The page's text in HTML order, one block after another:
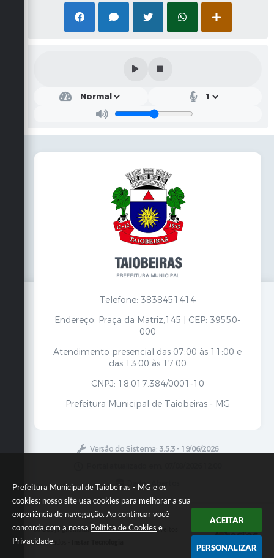
Prefeitura Municipal de Taiobeiras - MG e os
cookies: nosso site usa cookies para melhorar a sua
experiência de navegação. Ao continuar você
concorda com a nossa Política de Cookies e
Privacidade.
ACEITAR
PERSONALIZAR
Telefone: 3838451414
Endereço: Praça da Matriz,145 | CEP: 39550-
000
Atendimento presencial das 07:00 às 11:00 e
das 13:00 às 17:00
CNPJ: 18.017.384/0001-10
Prefeitura Municipal de Taiobeiras - MG
Versão do Sistema: 3.5.3 - 19/06/2026
Dados Abertos
Copyright Instar - 2006-2026. Todos os direitos
reservados -